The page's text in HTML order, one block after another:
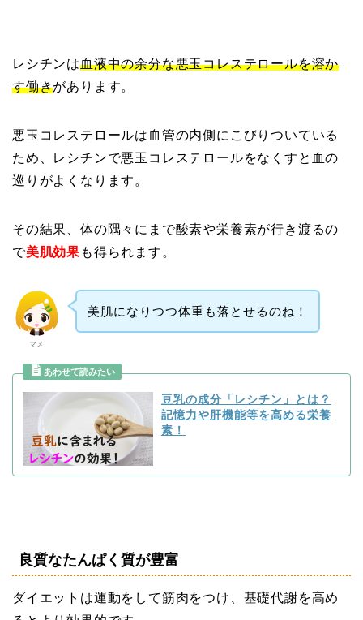
レシチンは血液中の余分な悪玉コレステロールを溶か
す働きがあります。
悪玉コレステロールは血管の内側にこびりついている
ため、レシチンで悪玉コレステロールをなくすと血の
巡りがよくなります。
その結果、体の隅々にまで酸素や栄養素が行き渡るの
で美肌効果 も得られます。
マメ
美肌になりつつ体重も落とせるのね！
豆乳の成分「レシチン」とは？
記憶力や肝機能等を高める栄養
素！
良質なたんぱく質が豊富
ダイエットは運動をして筋肉をつけ、基礎代謝を高め